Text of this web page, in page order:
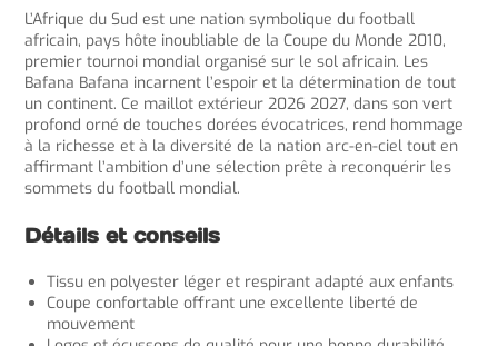
L’Afrique du Sud est une nation symbolique du football
africain, pays hôte inoubliable de la Coupe du Monde 2010,
premier tournoi mondial organisé sur le sol africain. Les
Bafana Bafana incarnent l’espoir et la détermination de tout
un continent. Ce maillot extérieur 2026 2027, dans son vert
profond orné de touches dorées évocatrices, rend hommage
à la richesse et à la diversité de la nation arc-en-ciel tout en
affirmant l’ambition d’une sélection prête à reconquérir les
sommets du football mondial.
Détails et conseils
Tissu en polyester léger et respirant adapté aux enfants
Coupe confortable offrant une excellente liberté de
mouvement